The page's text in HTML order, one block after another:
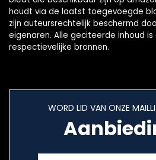
houdt via de laatst toegevoegde
zijn auteursrechtelijk beschermd
eigenaren. Alle geciteerde inhoud
respectievelijke bronnen.
WORD LID VAN ONZE